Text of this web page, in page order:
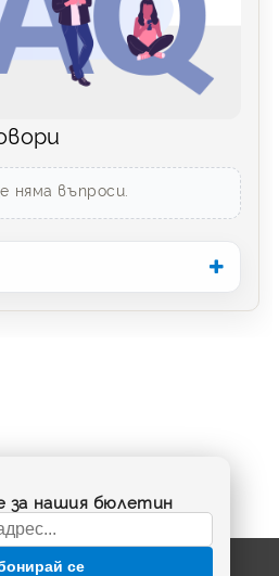
няма въпроси.
за нашия бюлетин
се